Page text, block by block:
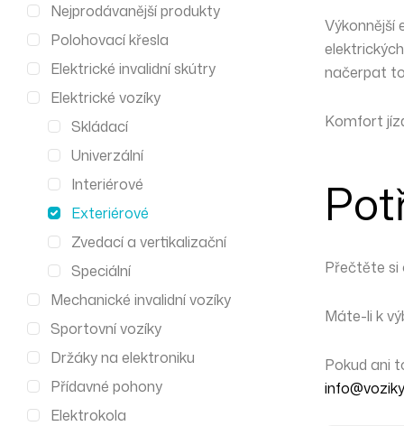
Výkonnější
načerpat
Komfort
Přečtěte si
Máte-li k
Pokud ani
Nejprodávanější produkty
Polohovací křesla
Elektrické invalidní skútry
Elektrické vozíky
Skládací
Univerzální
Interiérové
Exteriérové
Zvedací a vertikalizační
Speciální
Mechanické invalidní vozíky
Sportovní vozíky
Držáky na elektroniku
Přídavné pohony
Elektrokola